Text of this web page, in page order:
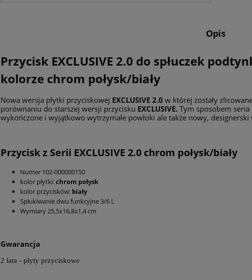
Opis
Przycisk EXCLUSIVE 2.0 do spłuczek
kolorze chrom połysk/biały
Nowa wersja płytki przyciskowej EXCLUSIVE 2.0 w której zostały
porównaniu do starszej wersji przycisku EXCLUSIVE. Tym sposobem seria
wykończone i wyjątkowo wytrzymałe powłoki ale także nowy, designerski
Przycisk z Serii EXCLUSIVE 2.0 chrom połysk/biały
Numer 102-000000150
kolor płytki:chrom połysk
kolor przycisków: biały
Spłukiwanie dwu funkcyjne 3/6 L
Wymiary 25,5x16,8x1,4 cm
Gwarancja
2 lata - płyty przyciskowe